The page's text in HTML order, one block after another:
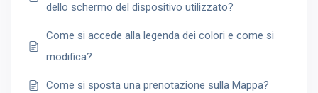
dello schermo del dispositivo utilizzato?
Come si accede alla legenda dei colori e come si
modifica?
Come si sposta una prenotazione sulla Mappa?